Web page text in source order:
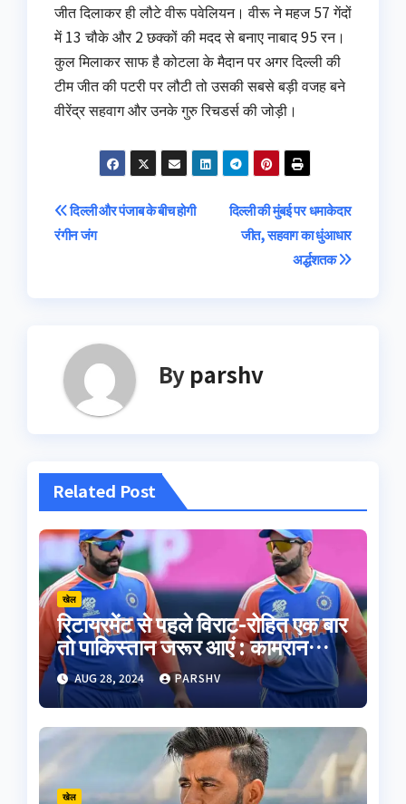
जीत दिलाकर ही लौटे वीरू पवेलियन। वीरू ने महज 57 गेंदों
में 13 चौके और 2 छक्कों की मदद से बनाए नाबाद 95 रन।
कुल मिलाकर साफ है कोटला के मैदान पर अगर दिल्ली की
टीम जीत की पटरी पर लौटी तो उसकी सबसे बड़ी वजह बने
वीरेंद्र सहवाग और उनके गुरु रिचडर्स की जोड़ी।
Post
navigation
दिल्ली की मुंबई पर धमाकेदार
जीत, सहवाग का धुंआधार
अर्द्धशतक
दिल्‍ली और पंजाब के बीच होगी
रंगीन जंग
By parshv
Related Post
खेल
रिटायरमेंट से पहले विराट-रोहित एक बार
तो पाकिस्तान जरूर आएं : कामरान
अकमल
AUG 28, 2024 PARSHV
खेल